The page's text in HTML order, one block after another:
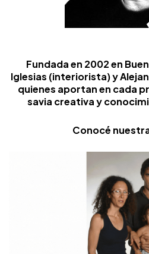
Fundada en 2002 en
Iglesias (interiorista) y
quienes aportan en cada
savia creativa y
Conocé